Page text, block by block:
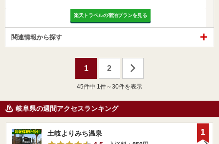
楽天トラベルの宿泊プランを見る
関連情報から探す
1 2
45件中 1件～30件を表示
岐阜県の週間アクセスランキング
土岐よりみち温泉
1